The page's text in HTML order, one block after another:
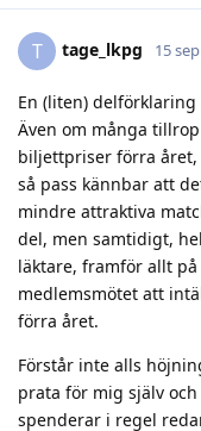
T tage_lkpg 15
En (liten)
Även om många
biljettpriser förra
så pass kännbar att
mindre attraktiva
del, men samtidigt,
läktare, framför allt
medlemsmötet att
förra året.
Förstår inte alls
prata för mig själv
spenderar i regel